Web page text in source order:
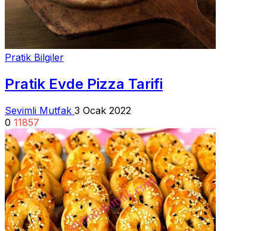
Pratik Bilgiler
Pratik Evde Pizza Tarifi
Sevimli Mutfak 3 Ocak 2022
0 11857